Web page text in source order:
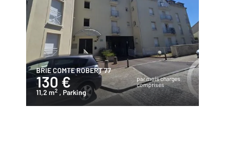
BRIE COMTE ROBERT 77
130 €
par mois charges
comprises
11,2 m2 , Parking